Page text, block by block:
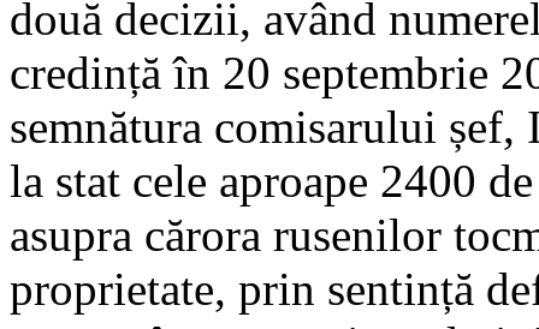
două decizii, având
credință în 20 septembrie
semnătura comisarului șef,
la stat cele aproape 2400
asupra cărora rusenilor
proprietate, prin sentință